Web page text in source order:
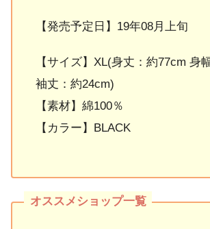
【発売予定日】19年08月上旬
【サイズ】XL(身丈：約77cm 身
袖丈：約24cm)
【素材】綿100％
【カラー】BLACK